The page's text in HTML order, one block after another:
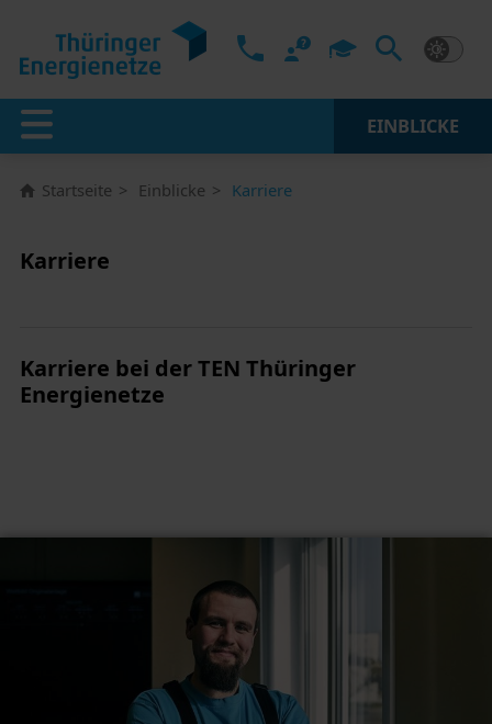
EINBLICKE
Startseite Einblicke Karriere
Karriere
Karriere bei der TEN Thüringer
Energienetze